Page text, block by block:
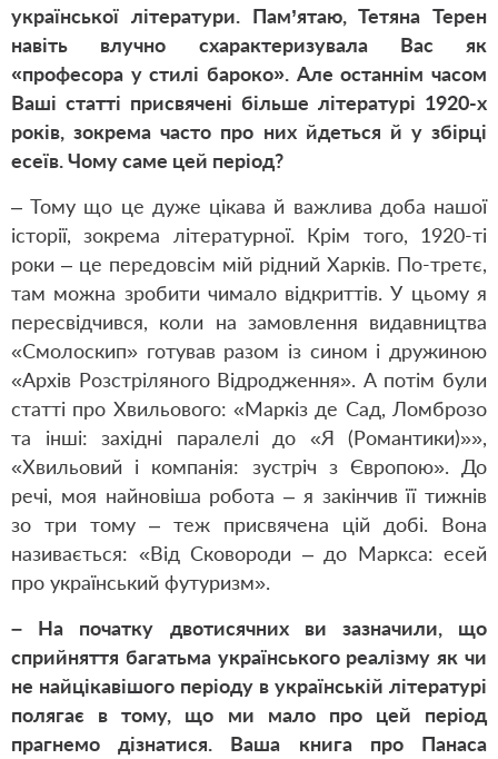
української літератури. Пам’ятаю, Тетяна Терен
навіть влучно схарактеризувала Вас як
«професора у стилі бароко». Але останнім часом
Ваші статті присвячені більше літературі 1920-х
років, зокрема часто про них йдеться й у збірці
есеїв. Чому саме цей період?
– Тому що це дуже цікава й важлива доба нашої
історії, зокрема літературної. Крім того, 1920-ті
роки – це передовсім мій рідний Харків. По-третє,
там можна зробити чимало відкриттів. У цьому я
пересвідчився, коли на замовлення видавництва
«Смолоскип» готував разом із сином і дружиною
«Архів Розстріляного Відродження». А потім були
статті про Хвильового: «Маркіз де Сад, Ломброзо
та інші: західні паралелі до «Я (Романтики)»»,
«Хвильовий і компанія: зустріч з Європою». До
речі, моя найновіша робота – я закінчив її тижнів
зо три тому – теж присвячена цій добі. Вона
називається: «Від Сковороди – до Маркса: есей
про український футуризм».
– На початку двотисячних ви зазначили, що
сприйняття багатьма українського реалізму як чи
не найцікавішого періоду в українській літературі
полягає в тому, що ми мало про цей період
прагнемо дізнатися. Ваша книга про Панаса